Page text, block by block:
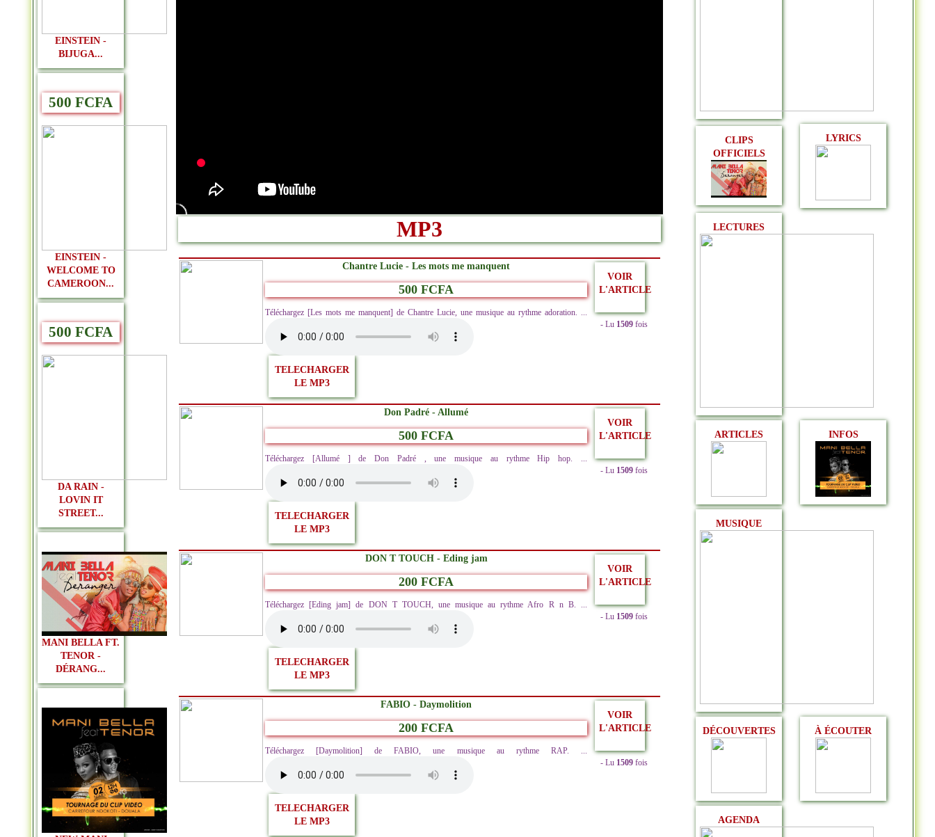
EINSTEIN -
BIJUGA...
500 FCFA
EINSTEIN -
WELCOME TO
CAMEROON...
500 FCFA
DA RAIN -
LOVIN IT
STREET...
MANI BELLA FT.
TENOR -
DÉRANG...
MP3
Chantre Lucie - Les mots me manquent
500 FCFA
Téléchargez [Les mots me manquent] de Chantre Lucie, une musique au rythme adoration. ...
TELECHARGER
LE MP3
VOIR
L'ARTICLE
- Lu 1509 fois
Don Padré - Allumé
500 FCFA
Téléchargez [Allumé ] de Don Padré , une musique au rythme Hip hop. ...
TELECHARGER
LE MP3
VOIR
L'ARTICLE
- Lu 1509 fois
DON T TOUCH - Eding jam
200 FCFA
Téléchargez [Eding jam] de DON T TOUCH, une musique au rythme Afro R n B. ...
TELECHARGER
LE MP3
VOIR
L'ARTICLE
- Lu 1509 fois
FABIO - Daymolition
200 FCFA
Téléchargez [Daymolition] de FABIO, une musique au rythme RAP. ...
TELECHARGER
LE MP3
VOIR
L'ARTICLE
- Lu 1509 fois
CLIPS
OFFICIELS
LYRICS
LECTURES
ARTICLES INFOS
MUSIQUE
DÉCOUVERTES À ÉCOUTER
AGENDA